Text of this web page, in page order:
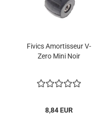
Fivics Amortisseur V-
Zero Mini Noir
8,84 EUR